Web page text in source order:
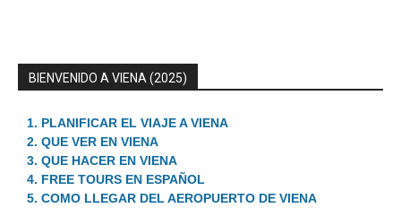
BIENVENIDO A VIENA (2025)
1. PLANIFICAR EL VIAJE A VIENA
2. QUE VER EN VIENA
3. QUE HACER EN VIENA
4. FREE TOURS EN ESPAÑOL
5. COMO LLEGAR DEL AEROPUERTO DE VIENA